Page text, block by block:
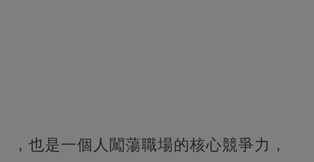
，也是一個人闖蕩職場的核心競爭力，